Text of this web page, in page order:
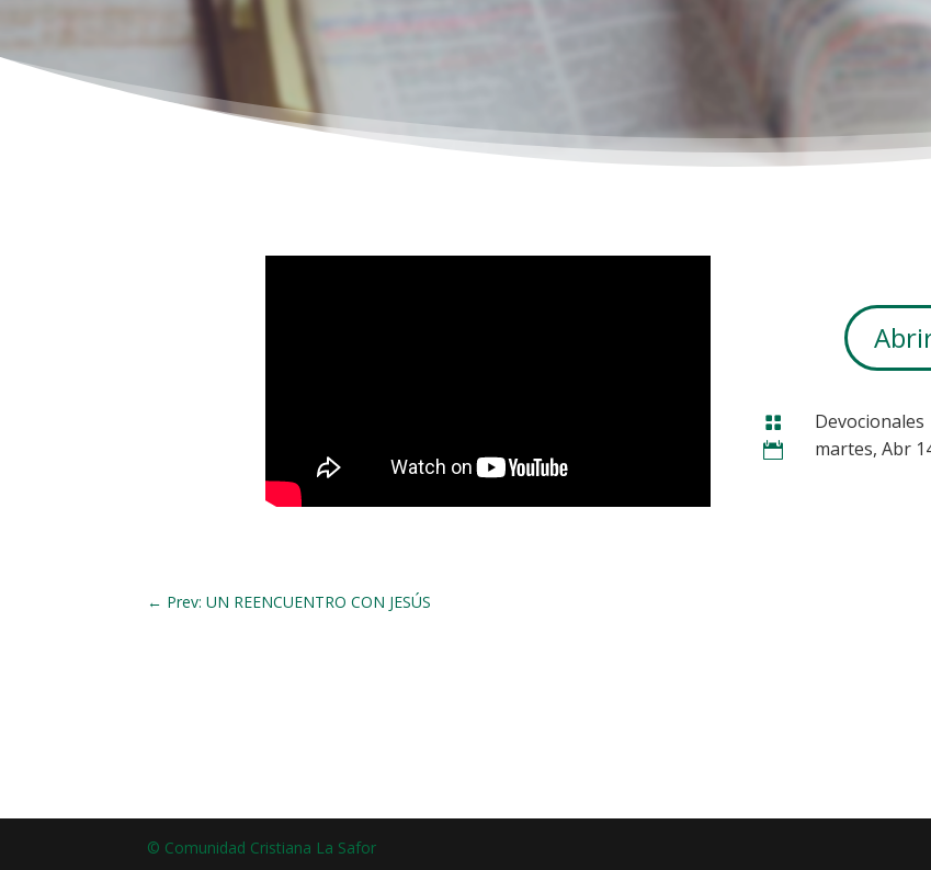
 Devocionales
 martes, Abr
← Prev: UN REENCUENTRO CON JESÚS
© Comunidad Cristiana La Safor